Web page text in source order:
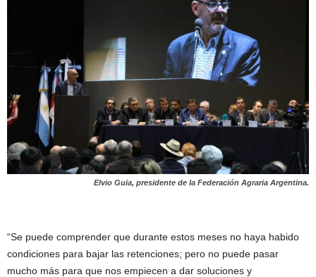
Elvio Guia, presidente de la Federación Agraria Argentina.
“Se puede comprender que durante estos meses no haya habido
condiciones para bajar las retenciones; pero no puede pasar
mucho más para que nos empiecen a dar soluciones y